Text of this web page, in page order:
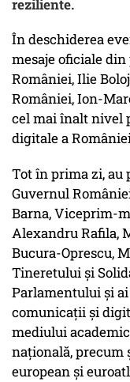
reziliente.
În deschiderea
mesaje oficiale
României, Ilie
României, Ion-
cel mai înalt nivel
digitale a
Tot în prima zi,
Guvernul
Barna, Viceprim-
Alexandru Rafila,
Bucura-Oprescu,
Tineretului și
Parlamentului și
comunicații și
mediului
națională,
european și